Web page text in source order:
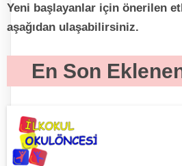
Yeni başlayanlar için önerilen
aşağıdan ulaşabilirsiniz.
En Son